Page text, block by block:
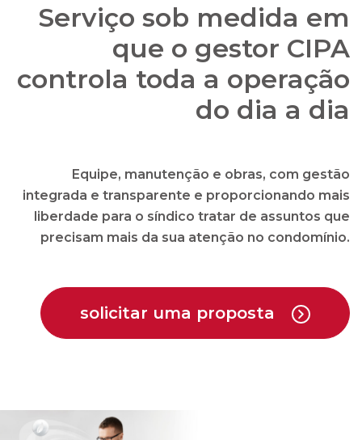
Serviço sob medida em
que o gestor CIPA
controla toda a operação
do dia a dia
Equipe, manutenção e obras, com gestão
integrada e transparente e proporcionando mais
liberdade para o síndico tratar de assuntos que
precisam mais da sua atenção no condomínio.
solicitar uma proposta